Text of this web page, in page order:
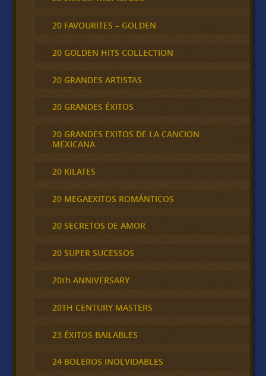
20 FAVOURITES – GOLDEN
20 GOLDEN HITS COLLECTION
20 GRANDES ARTISTAS
20 GRANDES ÉXITOS
20 GRANDES EXITOS DE LA CANCION
MEXICANA
20 KILATES
20 MEGAEXITOS ROMÁNTICOS
20 SECRETOS DE AMOR
20 SUPER SUCESSOS
20th ANNIVERSARY
20TH CENTURY MASTERS
23 ÉXITOS BAILABLES
24 BOLEROS INOLVIDABLES